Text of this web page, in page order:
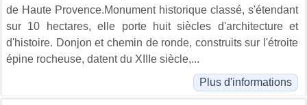
de Haute Provence.Monument historique classé, s'étendant
sur 10 hectares, elle porte huit siècles d'architecture et
d'histoire. Donjon et chemin de ronde, construits sur l'étroite
épine rocheuse, datent du XIIIe siècle,...
Plus d'informations